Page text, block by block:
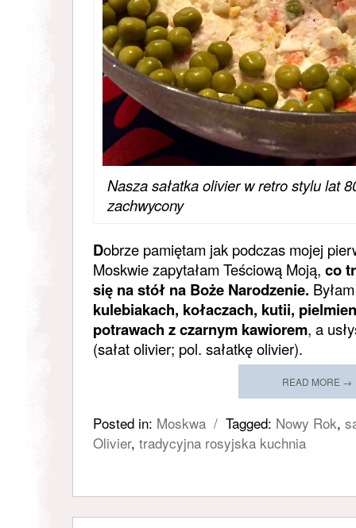
Nasza sałatka olivier w retro stylu lat
zachwycony
Dobrze pamiętam jak podczas mojej
Moskwie zapytałam Teściową Moją, co
się na stół na Boże Narodzenie.
kulebiakach, kołaczach, kutii,
potrawach z czarnym kawiorem, a
(sałat olivier; pol. sałatkę olivier).
READ MORE →
Posted in: Moskwa / Tagged: Nowy Rok,
Olivier, tradycyjna rosyjska kuchnia